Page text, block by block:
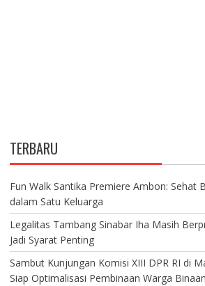
TERBARU
Fun Walk Santika Premiere Ambon: Sehat
dalam Satu Keluarga
Legalitas Tambang Sinabar Iha Masih
Jadi Syarat Penting
Sambut Kunjungan Komisi XIII DPR RI di
Siap Optimalisasi Pembinaan Warga Binaan